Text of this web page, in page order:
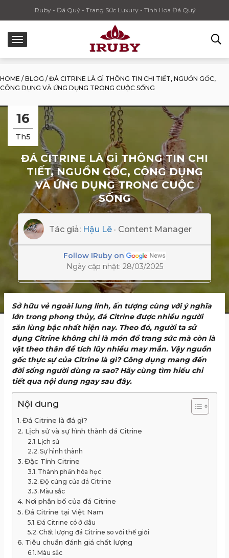
IRuby - Đá Quý - Trang Sức Luxury - Tinh Hoa Đá Quý
HOME / BLOG / ĐÁ CITRINE LÀ GÌ THÔNG TIN CHI TIẾT, NGUỒN GỐC,
CÔNG DỤNG VÀ ỨNG DỤNG TRONG CUỘC SỐNG
16
Th5
ĐÁ CITRINE LÀ GÌ THÔNG TIN CHI
TIẾT, NGUỒN GỐC, CÔNG DỤNG
VÀ ỨNG DỤNG TRONG CUỘC
SỐNG
Tác giả: Hậu Lê · Content Manager
Follow IRuby on
Ngày cập nhật: 28/03/2025
Sở hữu vẻ ngoài lung linh, ấn tượng cùng với ý nghĩa
lớn trong phong thủy, đá Citrine được nhiều người
săn lùng bậc nhất hiện nay. Theo đó, người ta sử
dụng Citrine không chỉ là món đồ trang sức mà còn là
vật theo thân để tích lũy nhiều may mắn. Vậy nguồn
gốc thực sự của Citrine là gì? Công dụng mang đến
đời sống người dùng ra sao? Hãy cùng tìm hiểu chi
tiết qua nội dung ngay sau đây.
Nội dung
Đá Citrine là đá gì?
Lịch sử và sự hình thành đá Citrine
Lịch sử
Sự hình thành
Đặc Tính Citrine
Thành phần hóa học
Độ cứng của đá Citrine
Màu sắc
Nơi phân bố của đá Citrine
Đá Citrine tại Việt Nam
Đá Citrine có ở đâu
Chất lượng đá Citrine so với thế giới
Tiêu chuẩn đánh giá chất lượng
Màu sắc